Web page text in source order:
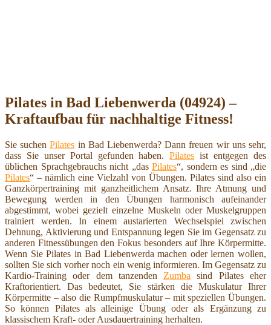
Pilates in Bad Liebenwerda (04924) –
Kraftaufbau für nachhaltige Fitness!
Sie suchenPilates in Bad Liebenwerda? Dann freuen wir uns sehr,
dass Sie unser Portal gefunden haben.Pilates ist entgegen des
üblichen Sprachgebrauchs nicht „das Pilates“, sondern es sind „die
Pilates“ – nämlich eine Vielzahl von Übungen. Pilates sind also ein
Ganzkörpertraining mit ganzheitlichem Ansatz. Ihre Atmung und
Bewegung werden in den Übungen harmonisch aufeinander
abgestimmt, wobei gezielt einzelne Muskeln oder Muskelgruppen
trainiert werden. In einem austarierten Wechselspiel zwischen
Dehnung, Aktivierung und Entspannung legen Sie im Gegensatz zu
anderen Fitnessübungen den Fokus besonders auf Ihre Körpermitte.
Wenn Sie Pilates in Bad Liebenwerda machen oder lernen wollen,
sollten Sie sich vorher noch ein wenig informieren. Im Gegensatz zu
Kardio-Training oder dem tanzenden Zumba sind Pilates eher
Kraftorientiert. Das bedeutet, Sie stärken die Muskulatur Ihrer
Körpermitte – also die Rumpfmuskulatur – mit speziellen Übungen.
So können Pilates als alleinige Übung oder als Ergänzung zu
klassischem Kraft- oder Ausdauertraining herhalten.